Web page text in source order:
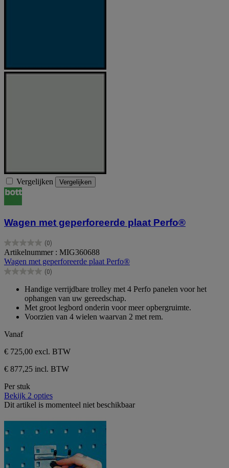
Vergelijken Vergelijken
Wagen met geperforeerde plaat Perfo®
(0)
0.0
van
de
5
Artikelnummer : MIG360688
Wagen met geperforeerde plaat Perfo®
(0)
0.0
sterren.
Handige verrijdbare trolley met 4 Perfo panelen voor het
ophangen van uw gereedschap.
Met groot legbord onderin voor meer opbergruimte.
Voorzien van 4 wielen waarvan 2 met rem.
Vanaf
€ 725,00 excl. BTW
€ 877,25 incl. BTW
Per stuk
Bekijk 2 opties
Dit artikel is momenteel niet beschikbaar